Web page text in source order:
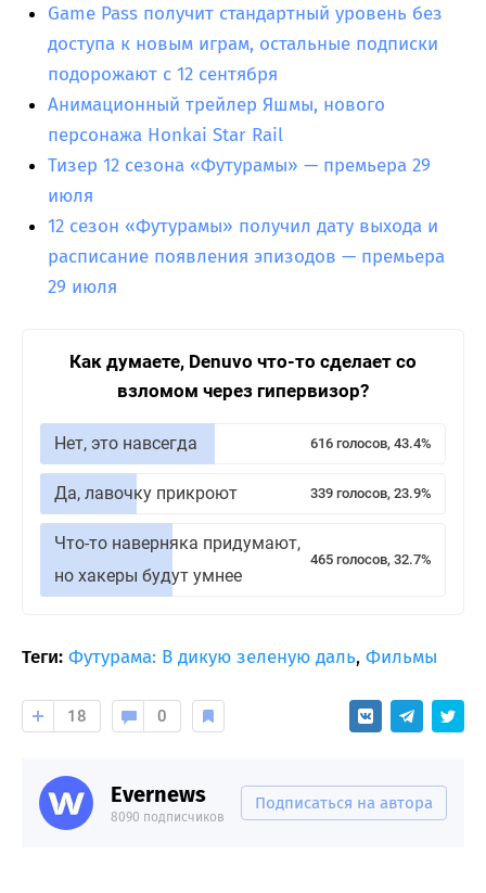
Game Pass получит стандартный уровень без
доступа к новым играм, остальные подписки
подорожают с 12 сентября
Анимационный трейлер Яшмы, нового
персонажа Honkai Star Rail
Тизер 12 сезона «Футурамы» — премьера 29
июля
12 сезон «Футурамы» получил дату выхода и
расписание появления эпизодов — премьера
29 июля
Как думаете, Denuvo что-то сделает со
взломом через гипервизор?
Нет, это навсегда 616 голосов, 43.4%
Да, лавочку прикроют 339 голосов, 23.9%
Что-то наверняка придумают,
но хакеры будут умнее
465 голосов, 32.7%
Теги: Футурама: В дикую зеленую даль, Фильмы
18 0
Evernews
8090 подписчиков
Подписаться на автора